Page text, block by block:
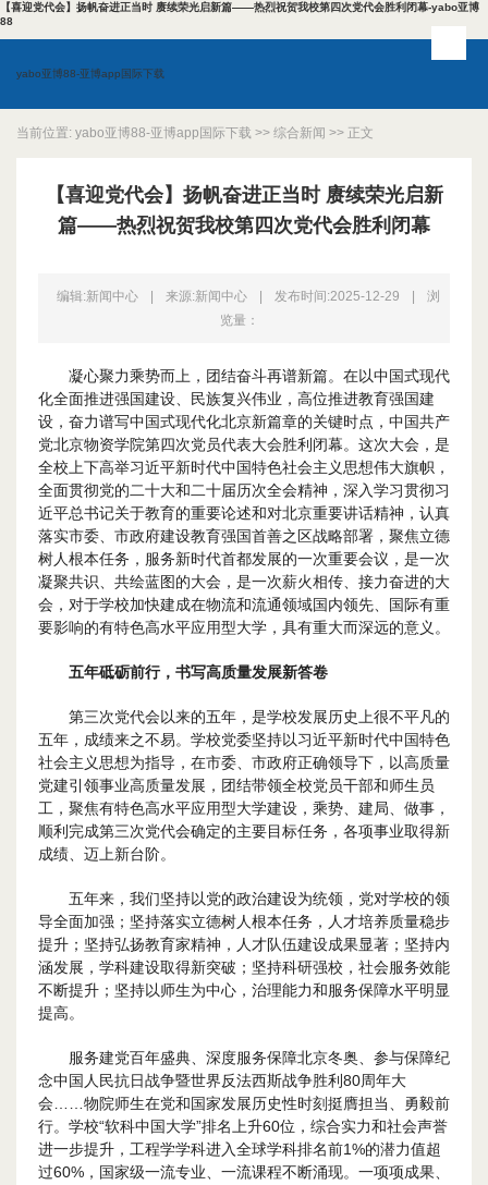
【喜迎党代会】扬帆奋进正当时 赓续荣光启新篇——热烈祝贺我校第四次党代会胜利闭幕-yabo亚博
88
yabo亚博88-亚博app国际下载
当前位置: yabo亚博88-亚博app国际下载 >> 综合新闻 >> 正文
【喜迎党代会】扬帆奋进正当时 赓续荣光启新
篇——热烈祝贺我校第四次党代会胜利闭幕
编辑:新闻中心 来源:新闻中心 发布时间:2025-12-29
浏
览量：
凝心聚力乘势而上，团结奋斗再谱新篇。在以中国式现代
化全面推进强国建设、民族复兴伟业，高位推进教育强国建
设，奋力谱写中国式现代化北京新篇章的关键时点，中国共产
党北京物资学院第四次党员代表大会胜利闭幕。这次大会，是
全校上下高举习近平新时代中国特色社会主义思想伟大旗帜，
全面贯彻党的二十大和二十届历次全会精神，深入学习贯彻习
近平总书记关于教育的重要论述和对北京重要讲话精神，认真
落实市委、市政府建设教育强国首善之区战略部署，聚焦立德
树人根本任务，服务新时代首都发展的一次重要会议，是一次
凝聚共识、共绘蓝图的大会，是一次薪火相传、接力奋进的大
会，对于学校加快建成在物流和流通领域国内领先、国际有重
要影响的有特色高水平应用型大学，具有重大而深远的意义。
五年砥砺前行，书写高质量发展新答卷
第三次党代会以来的五年，是学校发展历史上很不平凡的
五年，成绩来之不易。学校党委坚持以习近平新时代中国特色
社会主义思想为指导，在市委、市政府正确领导下，以高质量
党建引领事业高质量发展，团结带领全校党员干部和师生员
工，聚焦有特色高水平应用型大学建设，乘势、建局、做事，
顺利完成第三次党代会确定的主要目标任务，各项事业取得新
成绩、迈上新台阶。
五年来，我们坚持以党的政治建设为统领，党对学校的领
导全面加强；坚持落实立德树人根本任务，人才培养质量稳步
提升；坚持弘扬教育家精神，人才队伍建设成果显著；坚持内
涵发展，学科建设取得新突破；坚持科研强校，社会服务效能
不断提升；坚持以师生为中心，治理能力和服务保障水平明显
提高。
服务建党百年盛典、深度服务保障北京冬奥、参与保障纪
念中国人民抗日战争暨世界反法西斯战争胜利80周年大
会……物院师生在党和国家发展历史性时刻挺膺担当、勇毅前
行。学校“软科中国大学”排名上升60位，综合实力和社会声誉
进一步提升，工程学学科进入全球学科排名前1%的潜力值超
过60%，国家级一流专业、一流课程不断涌现。一项项成果、